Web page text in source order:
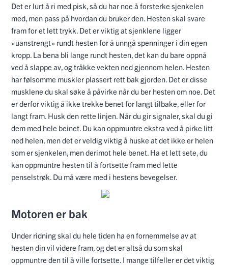
Det er lurt å ri med pisk, så du har noe å forsterke sjenkelen
med, men pass på hvordan du bruker den. Hesten skal svare
fram for et lett trykk. Det er viktig at sjenklene ligger
«uanstrengt» rundt hesten for å unngå spenninger i din egen
kropp. La bena bli lange rundt hesten, det kan du bare oppnå
ved å slappe av, og tråkke vekten ned gjennom helen. Hesten
har følsomme muskler plassert rett bak gjorden. Det er disse
musklene du skal søke å påvirke når du ber hesten om noe. Det
er derfor viktig å ikke trekke benet for langt tilbake, eller for
langt fram. Husk den rette linjen. Når du gir signaler, skal du gi
dem med hele beinet. Du kan oppmuntre ekstra ved å pirke litt
ned helen, men det er veldig viktig å huske at det ikke er helen
som er sjenkelen, men derimot hele benet. Ha et lett sete, du
kan oppmuntre hesten til å fortsette fram med lette
penselstrøk. Du må være med i hestens bevegelser.
Motoren er bak
Under ridning skal du hele tiden ha en fornemmelse av at
hesten din vil videre fram, og det er altså du som skal
oppmuntre den til å ville fortsette. I mange tilfeller er det viktig